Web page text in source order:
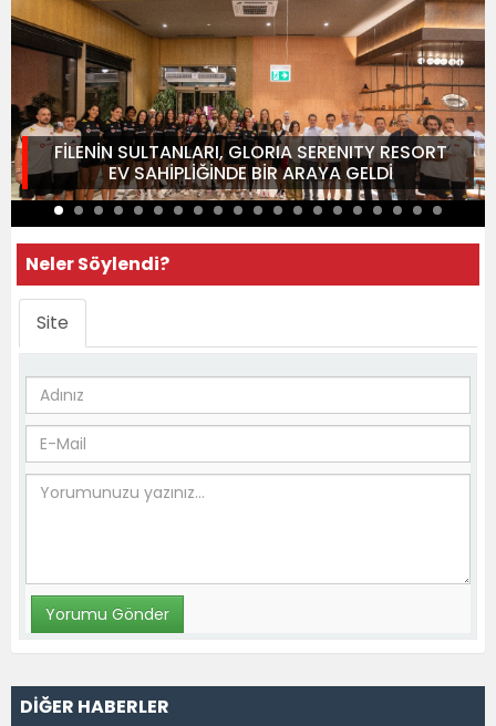
FİLENİN SULTANLARI, GLORIA SERENITY RESORT
EV SAHİPLİĞİNDE BİR ARAYA GELDİ
Neler Söylendi?
Site
DİĞER HABERLER